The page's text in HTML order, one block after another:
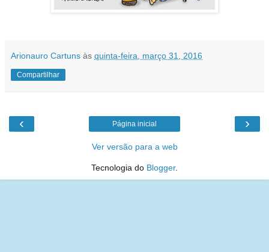
Arionauro Cartuns às quinta-feira, março 31, 2016
Compartilhar
‹ ›
Página inicial
Ver versão para a web
Tecnologia do Blogger.